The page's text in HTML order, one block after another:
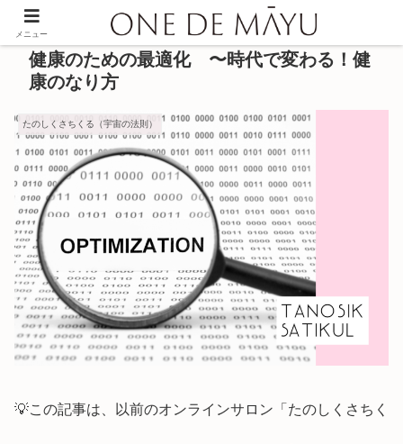
健康のための最適化 〜時代で変わる！健
康のなり方
たのしくさちくる（宇宙の法則）
💡この記事は、以前のオンラインサロン「たのしくさちく
メニュー